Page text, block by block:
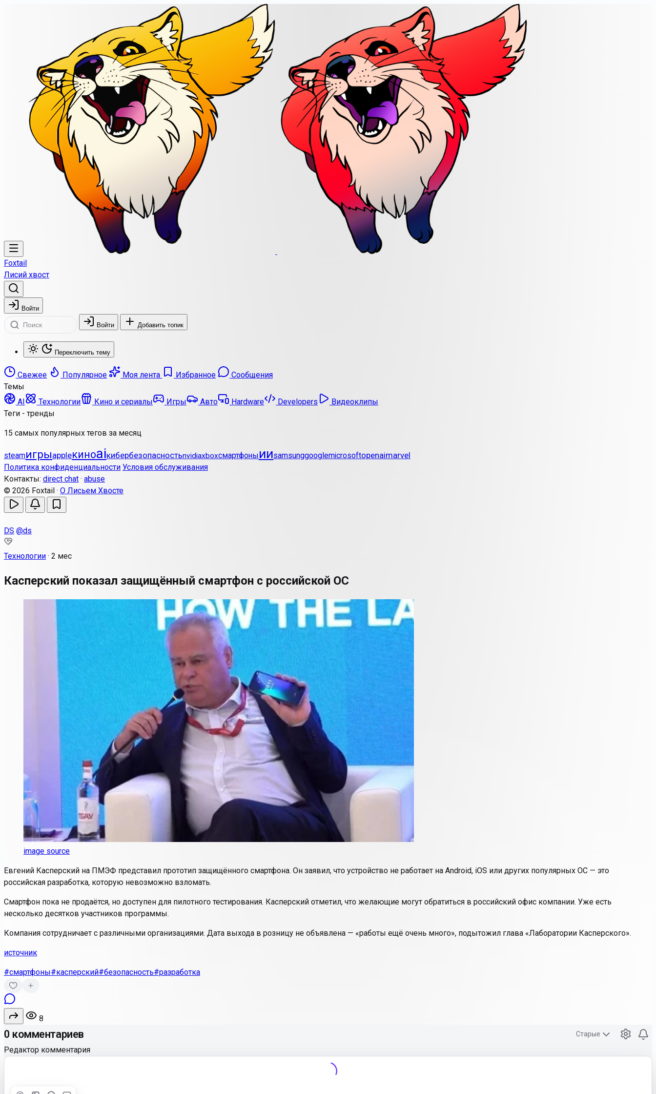
Foxtail
Лисий хвост
Войти
Войти Добавить топик
Переключить тему
Свежее Популярное Моя лента Избранное
Сообщения
Темы
AI
Технологии Кино и сериалы Игры Авто Hardware Developers
Видеоклипы
Теги - тренды
15 самых популярных тегов за месяц
steamигрыappleкиноaiкибербезопасностьnvidiaxboxсмартфоныииsamsunggooglemicrosoftopenaimarvel
Политика конфиденциальности Условия обслуживания
Контакты: direct chat · abuse
© 2026 Foxtail · О Лисьем Хвосте
DS @ds
Технологии · 2 мес
Касперский показал защищённый смартфон с российской ОС
image source
Евгений Касперский на ПМЭФ представил прототип защищённого смартфона. Он заявил, что устройство не работает на Android, iOS или других популярных ОС — это
российская разработка, которую невозможно взломать.
Смартфон пока не продаётся, но доступен для пилотного тестирования. Касперский отметил, что желающие могут обратиться в российский офис компании. Уже есть
несколько десятков участников программы.
Компания сотрудничает с различными организациями. Дата выхода в розницу не объявлена — «работы ещё очень много», подытожил глава «Лаборатории Касперского».
источник
#смартфоны#касперский#безопасность#разработка
8
0 комментариев Старые
Редактор комментария